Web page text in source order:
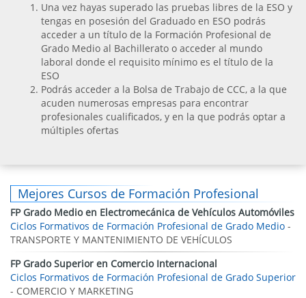
Una vez hayas superado las pruebas libres de la ESO y
tengas en posesión del Graduado en ESO podrás
acceder a un título de la Formación Profesional de
Grado Medio al Bachillerato o acceder al mundo
laboral donde el requisito mínimo es el título de la
ESO
Podrás acceder a la Bolsa de Trabajo de CCC, a la que
acuden numerosas empresas para encontrar
profesionales cualificados, y en la que podrás optar a
múltiples ofertas
Mejores Cursos de Formación Profesional
FP Grado Medio en Electromecánica de Vehículos Automóviles
Ciclos Formativos de Formación Profesional de Grado Medio -
TRANSPORTE Y MANTENIMIENTO DE VEHÍCULOS
FP Grado Superior en Comercio Internacional
Ciclos Formativos de Formación Profesional de Grado Superior
- COMERCIO Y MARKETING